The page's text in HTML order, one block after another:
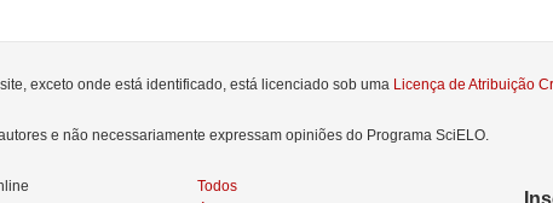
exceto onde está identificado, está licenciado sob uma Licença de Atribuição
e não necessariamente expressam opiniões do Programa SciELO.
Todos